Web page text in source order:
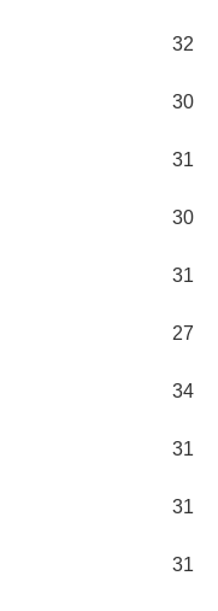
32
30
31
30
31
27
34
31
31
31